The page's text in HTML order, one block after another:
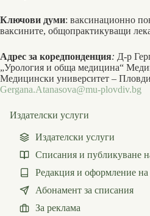
Ключови думи: ваксинационно
ваксините, общопрактикуващи
Адрес за коредпонденция: Д-р
„Урология и обща медицина“
Медицински университет –
Gergana.Atanasova@mu-plovdiv.bg
Издателски услуги
Издателски услуги
Списания и публикуване
Редакция и оформление
Абонамент за списания
За реклама